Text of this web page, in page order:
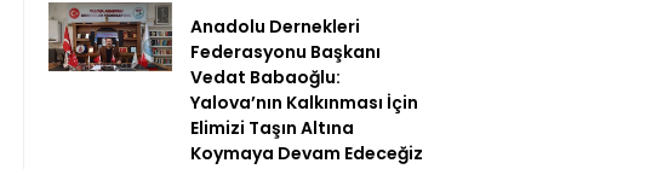
Anadolu Dernekleri
Federasyonu Başkanı
Vedat Babaoğlu:
Yalova’nın Kalkınması İçin
Elimizi Taşın Altına
Koymaya Devam Edeceğiz